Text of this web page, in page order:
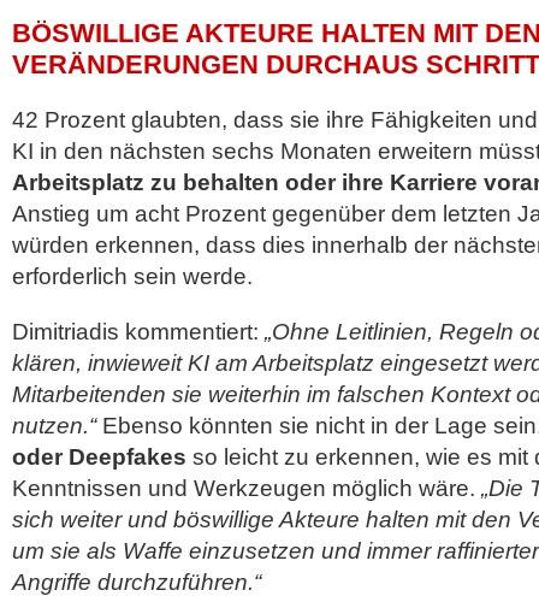
BÖSWILLIGE AKTEURE HALTEN MIT
VERÄNDERUNGEN DURCHAUS SCHRITT
42 Prozent glaubten, dass sie ihre Fähigkeiten
KI in den nächsten sechs Monaten erweitern
Arbeitsplatz zu behalten oder ihre Karriere
Anstieg um acht Prozent gegenüber dem letzten
würden erkennen, dass dies innerhalb der
erforderlich sein werde.
Dimitriadis kommentiert: „Ohne Leitlinien, Regeln
klären, inwieweit KI am Arbeitsplatz eingesetzt
Mitarbeitenden sie weiterhin im falschen Kontext
nutzen.“Ebenso könnten sie nicht in der Lage
oder Deepfakes so leicht zu erkennen, wie es mit
Kenntnissen und Werkzeugen möglich wäre. „Die
sich weiter und böswillige Akteure halten mit den
um sie als Waffe einzusetzen und immer
Angriffe durchzuführen.“